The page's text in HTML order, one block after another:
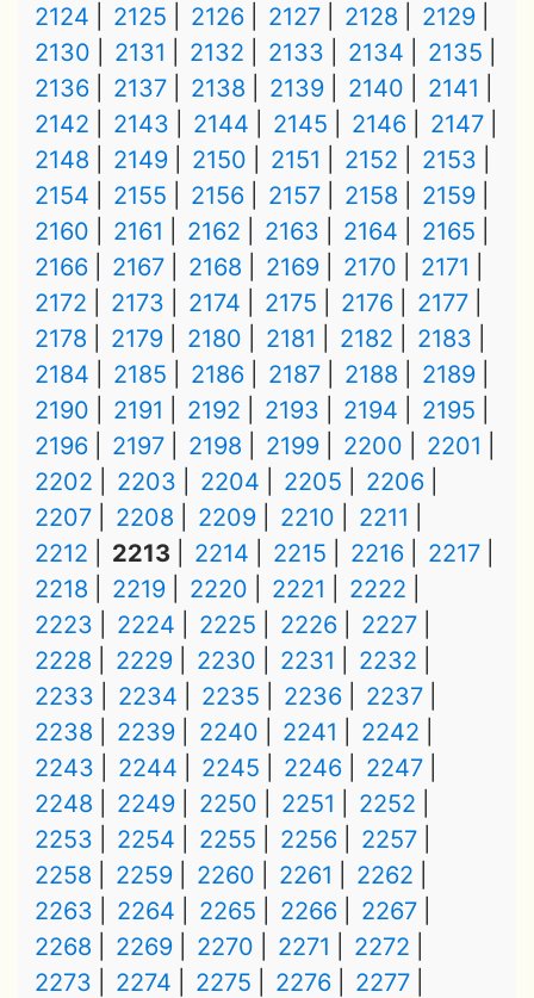
2124 2125 2126 2127 2128
2129
2130
2131 2132 2133 2134
2135
2136
2137 2138 2139 2140
2141
2142
2143 2144 2145 2146
2147
2148
2149 2150 2151 2152
2153
2154
2155 2156 2157 2158
2159
2160
2161 2162 2163 2164
2165
2166
2167 2168 2169 2170
2171
2172
2173 2174 2175 2176
2177
2178
2179 2180 2181 2182
2183
2184
2185 2186 2187 2188
2189
2190
2191 2192 2193 2194
2195
2196
2197 2198 2199 2200
2201
2202
2203 2204 2205
2206
2207
2208 2209 2210
2211
2212
2213 2214 2215 2216
2217
2218
2219 2220 2221
2222
2223
2224 2225 2226
2227
2228
2229 2230 2231
2232
2233
2234 2235 2236
2237
2238
2239 2240 2241
2242
2243
2244 2245 2246
2247
2248
2249 2250 2251
2252
2253
2254 2255 2256
2257
2258
2259 2260 2261
2262
2263
2264 2265 2266
2267
2268
2269 2270 2271
2272
2273
2274 2275 2276
2277